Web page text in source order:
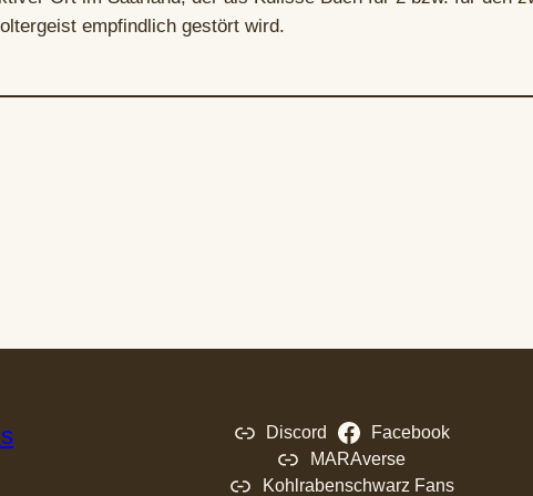
empfindlich gestört wird.
Discord
Facebook
MARAverse
Kohlrabenschwarz Fans